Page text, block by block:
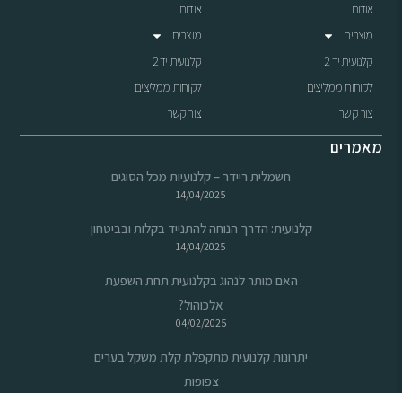
אודות
מוצרים
קלנועית יד 2
לקוחות ממליצים
צור קשר
אודות
מוצרים
קלנועית יד 2
לקוחות ממליצים
צור קשר
מאמרים
חשמלית ריידר – קלנועיות מכל הסוגים
14/04/2025
קלנועית: הדרך הנוחה להתנייד בקלות ובביטחון
14/04/2025
האם מותר לנהוג בקלנועית תחת השפעת
אלכוהול?
04/02/2025
יתרונות קלנועית מתקפלת קלת משקל בערים
צפופות